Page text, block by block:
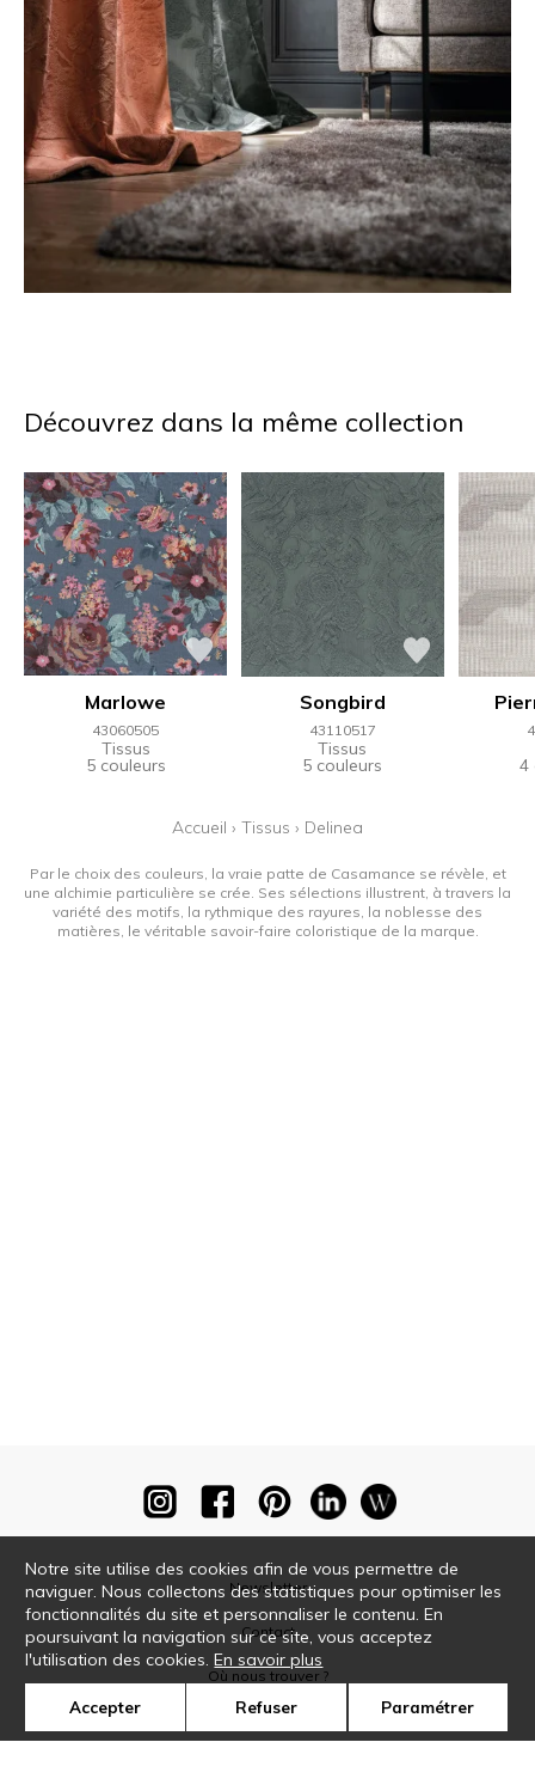
Découvrez dans la même collection
Marlowe
43060505
Tissus
5 couleurs
Songbird
43110517
Tissus
5 couleurs 4
Accueil › Tissus › Delinea
Par le choix des couleurs, la vraie patte de Casamance se révèle, et
une alchimie particulière se crée. Ses sélections illustrent, à travers la
variété des motifs, la rythmique des rayures, la noblesse des
matières, le véritable savoir-faire coloristique de la marque.
Newsletter
Contact
Où nous trouver ?
Notre site utilise des cookies afin de vous permettre de
naviguer. Nous collectons des statistiques pour optimiser les
fonctionnalités du site et personnaliser le contenu. En
poursuivant la navigation sur ce site, vous acceptez
l'utilisation des cookies.En savoir plus
Accepter Refuser Paramétrer